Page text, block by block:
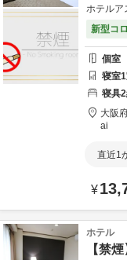
ホテルア
新型コ
個室
寝室1
寝具2
大阪
ai
直近1
¥
ホテル
【禁